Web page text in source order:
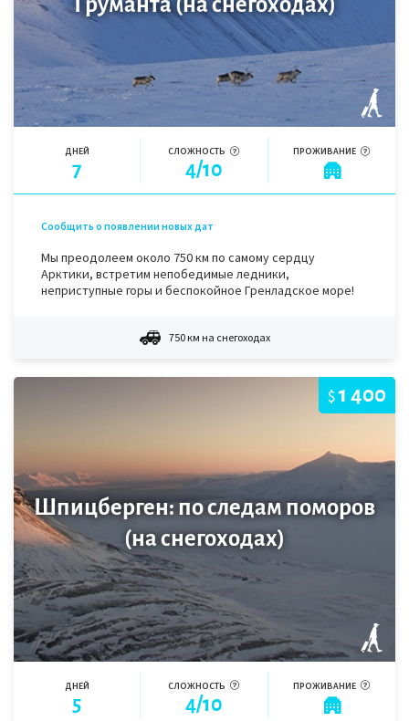
ДНЕЙ
7
СЛОЖНОСТЬ
4/10
ПРОЖИВАНИЕ
Сообщить о появлении новых дат
Мы преодолеем около 750 км по самому сердцу
Арктики, встретим непобедимые ледники,
неприступные горы и беспокойное Гренладское море!
750 км на снегоходах
Шпицберген: по следам поморов
(на снегоходах)
$1 400
ДНЕЙ
5
СЛОЖНОСТЬ
4/10
ПРОЖИВАНИЕ